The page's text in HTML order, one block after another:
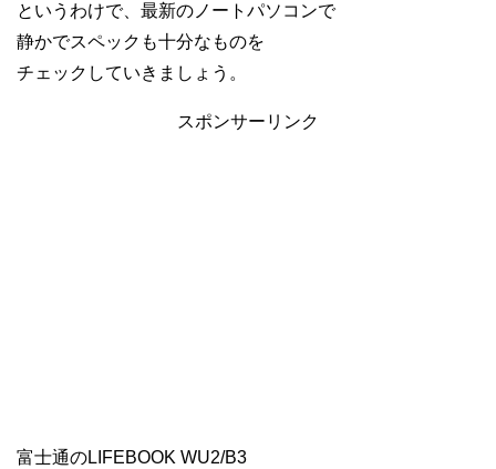
というわけで、最新のノートパソコンで
静かでスペックも十分なものを
チェックしていきましょう。
スポンサーリンク
富士通のLIFEBOOK WU2/B3